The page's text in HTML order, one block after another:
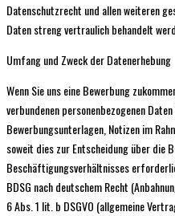
Datenschutzrecht und allen weiteren
Daten streng vertraulich behandelt
Umfang und Zweck der Datenerhebung
Wenn Sie uns eine Bewerbung
verbundenen personenbezogenen
Bewerbungsunterlagen, Notizen im
soweit dies zur Entscheidung über die
Beschäftigungsverhältnisses
BDSG nach deutschem Recht
6 Abs. 1 lit. b DSGVO (allgemeine